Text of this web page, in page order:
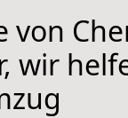
von
wir